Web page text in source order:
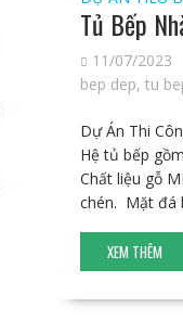
Tủ Bếp
11/07/2023
bep dep, tu
Dự Án Thi
Hệ tủ bếp
Chất liệu gỗ
chén. Mặt đá
XEM THÊM